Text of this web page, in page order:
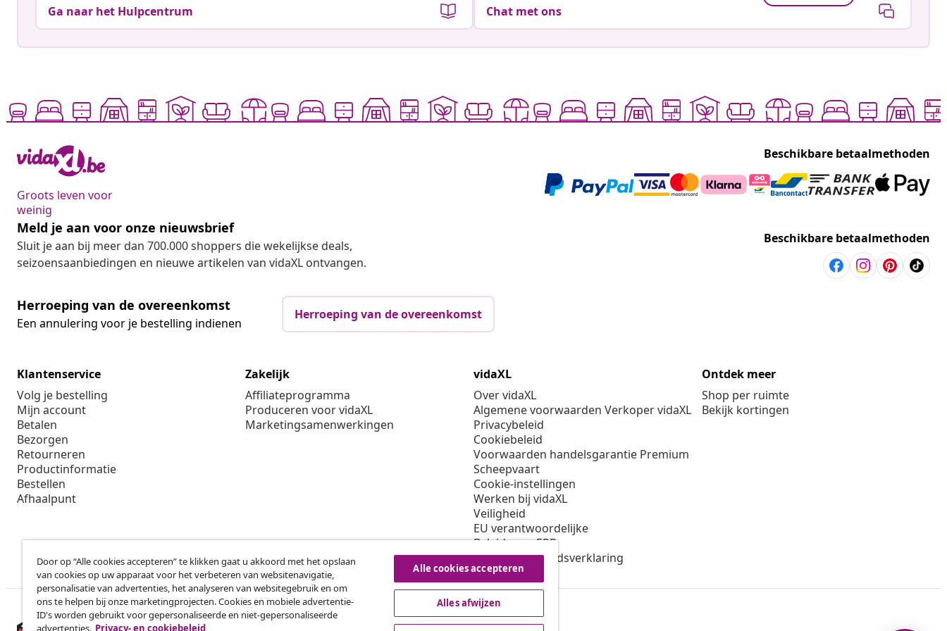
Ga naar het Hulpcentrum Chat met ons
Groots leven voor
weinig
Beschikbare betaalmethoden
Meld je aan voor onze nieuwsbrief
Sluit je aan bij meer dan 700.000 shoppers die wekelijkse deals,
seizoensaanbiedingen en nieuwe artikelen van vidaXL ontvangen.
Beschikbare betaalmethoden
Herroeping van de overeenkomst
Een annulering voor je bestelling indienen
Herroeping van de overeenkomst
Klantenservice
Volg je bestelling
Mijn account
Betalen
Bezorgen
Retourneren
Productinformatie
Bestellen
Afhaalpunt
Zakelijk
Affiliateprogramma
Produceren voor vidaXL
Marketingsamenwerkingen
vidaXL
Over vidaXL
Algemene voorwaarden Verkoper vidaXL
Privacybeleid
Cookiebeleid
Voorwaarden handelsgarantie Premium
Scheepvaart
Cookie-instellingen
Werken bij vidaXL
Veiligheid
EU verantwoordelijke
Beleid voor EPR
Toegankelijkheidsverklaring
Ontdek meer
Shop per ruimte
Bekijk kortingen
Door op “Alle cookies accepteren” te klikken gaat u akkoord met het opslaan
van cookies op uw apparaat voor het verbeteren van websitenavigatie,
personalisatie van advertenties, het analyseren van websitegebruik en om
ons te helpen bij onze marketingprojecten. Cookies en mobiele advertentie-
ID's worden gebruikt voor gepersonaliseerde en niet-gepersonaliseerde
advertenties. Privacy- en cookiebeleid
Alle cookies accepteren
Alles afwijzen